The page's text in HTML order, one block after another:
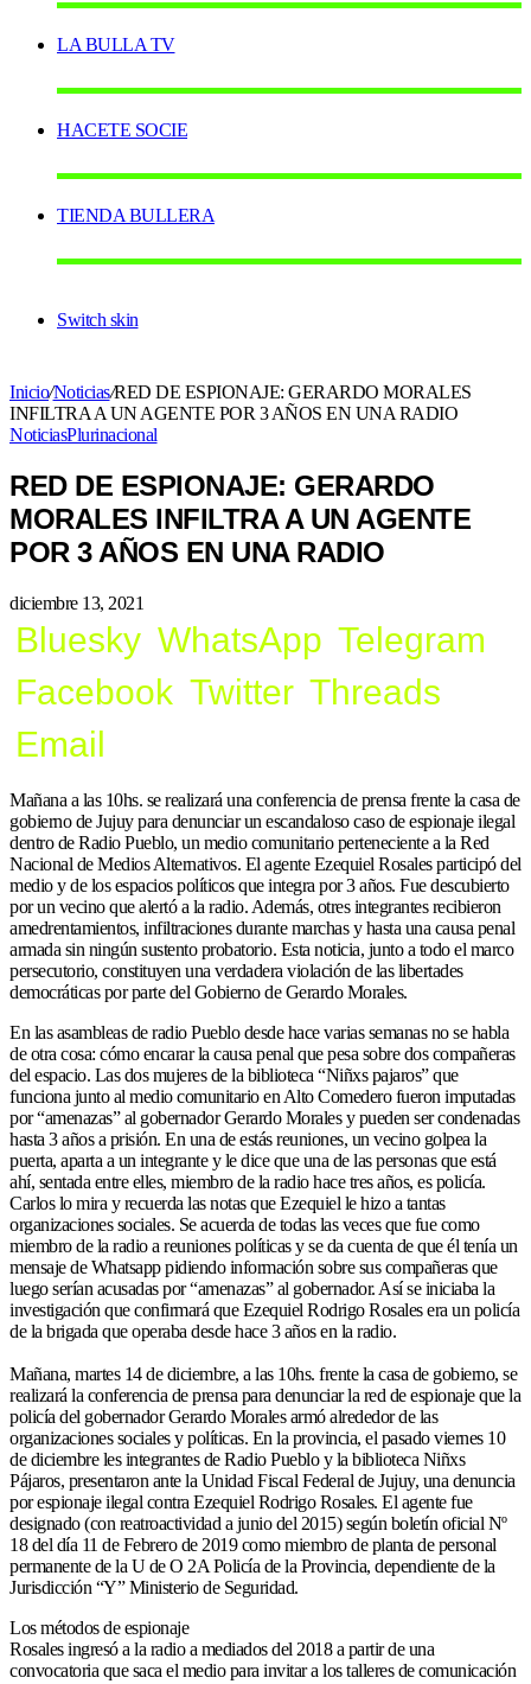
LA BULLA TV
HACETE SOCIE
TIENDA BULLERA
Switch skin
Inicio/Noticias/RED DE ESPIONAJE: GERARDO MORALES
INFILTRA A UN AGENTE POR 3 AÑOS EN UNA RADIO
NoticiasPlurinacional
RED DE ESPIONAJE: GERARDO
MORALES INFILTRA A UN AGENTE
POR 3 AÑOS EN UNA RADIO
diciembre 13, 2021
Bluesky WhatsApp Telegram
Facebook Twitter Threads
Email
Mañana a las 10hs. se realizará una conferencia de prensa frente la casa de
gobierno de Jujuy para denunciar un escandaloso caso de espionaje ilegal
dentro de Radio Pueblo, un medio comunitario perteneciente a la Red
Nacional de Medios Alternativos. El agente Ezequiel Rosales participó del
medio y de los espacios políticos que integra por 3 años. Fue descubierto
por un vecino que alertó a la radio. Además, otres integrantes recibieron
amedrentamientos, infiltraciones durante marchas y hasta una causa penal
armada sin ningún sustento probatorio. Esta noticia, junto a todo el marco
persecutorio, constituyen una verdadera violación de las libertades
democráticas por parte del Gobierno de Gerardo Morales.
En las asambleas de radio Pueblo desde hace varias semanas no se habla
de otra cosa: cómo encarar la causa penal que pesa sobre dos compañeras
del espacio. Las dos mujeres de la biblioteca “Niñxs pajaros” que
funciona junto al medio comunitario en Alto Comedero fueron imputadas
por “amenazas” al gobernador Gerardo Morales y pueden ser condenadas
hasta 3 años a prisión. En una de estás reuniones, un vecino golpea la
puerta, aparta a un integrante y le dice que una de las personas que está
ahí, sentada entre elles, miembro de la radio hace tres años, es policía.
Carlos lo mira y recuerda las notas que Ezequiel le hizo a tantas
organizaciones sociales. Se acuerda de todas las veces que fue como
miembro de la radio a reuniones políticas y se da cuenta de que él tenía un
mensaje de Whatsapp pidiendo información sobre sus compañeras que
luego serían acusadas por “amenazas” al gobernador. Así se iniciaba la
investigación que confirmará que Ezequiel Rodrigo Rosales era un policía
de la brigada que operaba desde hace 3 años en la radio.
Mañana, martes 14 de diciembre, a las 10hs. frente la casa de gobierno, se
realizará la conferencia de prensa para denunciar la red de espionaje que la
policía del gobernador Gerardo Morales armó alrededor de las
organizaciones sociales y políticas. En la provincia, el pasado viernes 10
de diciembre les integrantes de Radio Pueblo y la biblioteca Niñxs
Pájaros, presentaron ante la Unidad Fiscal Federal de Jujuy, una denuncia
por espionaje ilegal contra Ezequiel Rodrigo Rosales. El agente fue
designado (con reatroactividad a junio del 2015) según boletín oficial Nº
18 del día 11 de Febrero de 2019 como miembro de planta de personal
permanente de la U de O 2A Policía de la Provincia, dependiente de la
Jurisdicción “Y” Ministerio de Seguridad.
Los métodos de espionaje
Rosales ingresó a la radio a mediados del 2018 a partir de una
convocatoria que saca el medio para invitar a los talleres de comunicación